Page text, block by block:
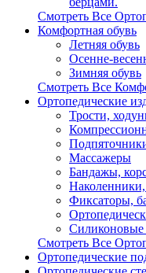
Смотреть Все
Комфортная обувь
Летняя обувь
Осенне-
Зимняя обувь
Смотреть Все
Ортопедические
Трости,
Массажеры
Бандажы,
Фиксаторы,
Силиконовые
Смотреть Все
Ортопедические